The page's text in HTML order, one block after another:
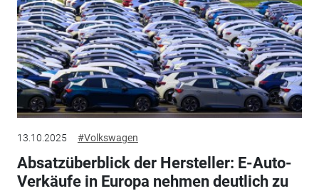
13.10.2025 #Volkswagen
Absatzüberblick der Hersteller: E-Auto-
Verkäufe in Europa nehmen deutlich zu